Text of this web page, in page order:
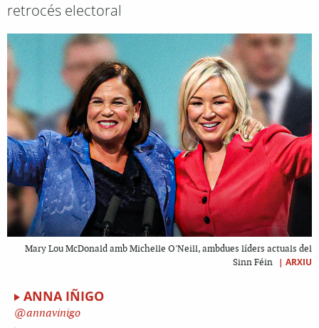
retrocés electoral
Mary Lou McDonald amb Michelle O'Neill, ambdues líders actuals del
Sinn Féin
| ARXIU
ANNA IÑIGO
annavinigo